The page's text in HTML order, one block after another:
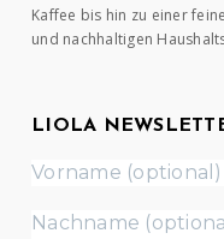
Kaffee bis hin zu einer
und nachhaltigen
LIOLA